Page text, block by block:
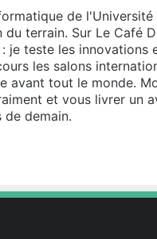
de l'Université
terrain. Sur Le Café
je teste les innovations
les salons
avant tout le monde.
et vous livrer un
demain.